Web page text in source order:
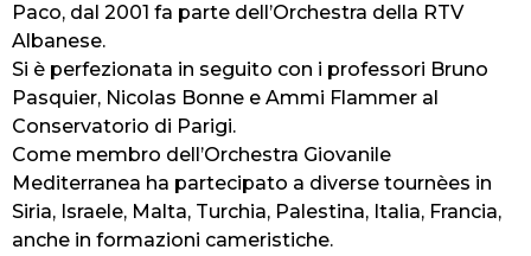
Paco, dal 2001 fa parte dell’Orchestra della RTV
Albanese.
Si è perfezionata in seguito con i professori Bruno
Pasquier, Nicolas Bonne e Ammi Flammer al
Conservatorio di Parigi.
Come membro dell’Orchestra Giovanile
Mediterranea ha partecipato a diverse tournèes in
Siria, Israele, Malta, Turchia, Palestina, Italia, Francia,
anche in formazioni cameristiche.